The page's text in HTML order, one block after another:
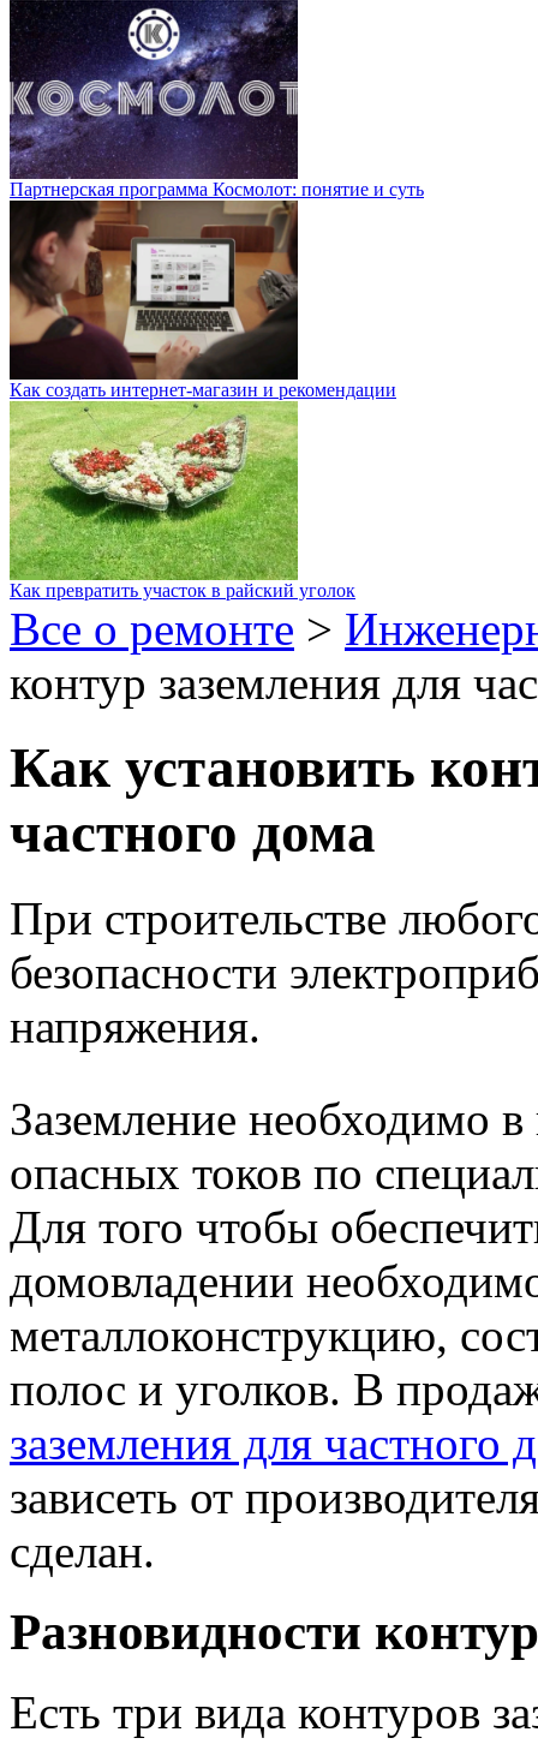
Партнерская программа Космолот: понятие и суть
Как создать интернет-магазин и рекомендации
Как превратить участок в райский уголок
Все о ремонте >
контур заземления для
Как установить
частного дома
При строительстве
безопасности
напряжения.
Заземление необходимо
опасных токов по
Для того чтобы
домовладении
металлоконструкцию,
полос и уголков. В
заземления для частного
зависеть от
сделан.
Разновидности
Есть три вида контуров